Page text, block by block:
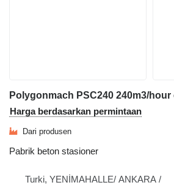
Polygonmach PSC240 240m3/
Harga berdasarkan permintaan
Dari produsen
Pabrik beton stasioner
Turki, YENİMAHALLE/ ANKARA /